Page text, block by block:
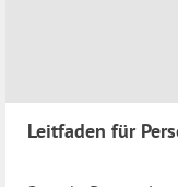
Leitfaden für